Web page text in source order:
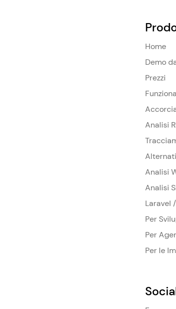
Home
Demo
Prezzi
Analisi
Analisi
Analisi
Laravel
Per
Per
Per le